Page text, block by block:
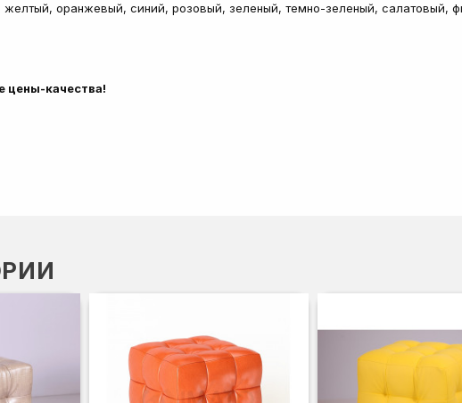
оранжевый, синий, розовый, зеленый, темно-зеленый, салатовый,
цены-качества!